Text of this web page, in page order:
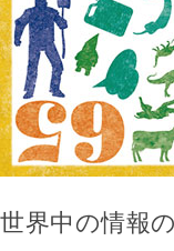
世界中の情報